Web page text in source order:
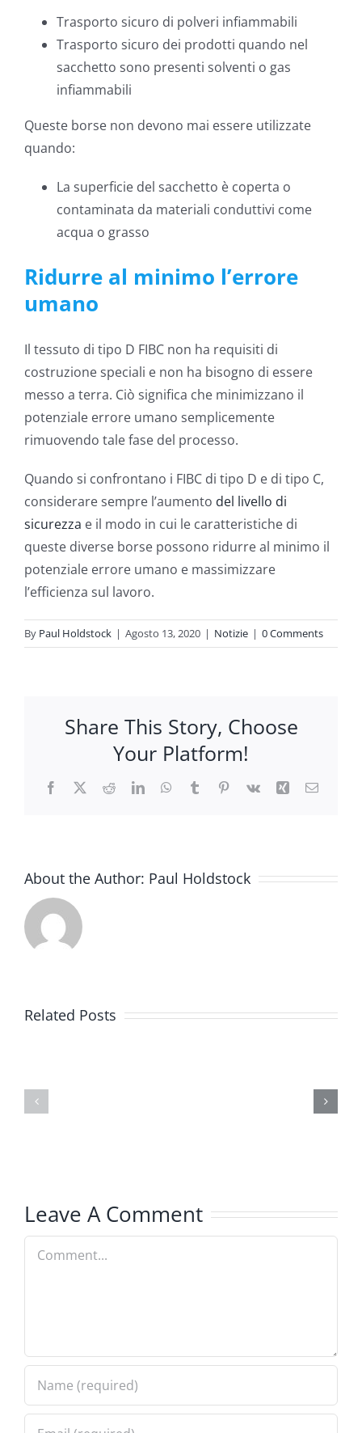
Trasporto sicuro di polveri infiammabili
Trasporto sicuro dei prodotti quando nel
sacchetto sono presenti solventi o gas
infiammabili
Queste borse non devono mai essere utilizzate
quando:
La superficie del sacchetto è coperta o
contaminata da materiali conduttivi come
acqua o grasso
Ridurre al minimo l’errore
umano
Il tessuto di tipo D FIBC non ha requisiti di
costruzione speciali e non ha bisogno di essere
messo a terra. Ciò significa che minimizzano il
potenziale errore umano semplicemente
rimuovendo tale fase del processo.
Quando si confrontano i FIBC di tipo D e di tipo C,
considerare sempre l’aumento del livello di
sicurezza e il modo in cui le caratteristiche di
queste diverse borse possono ridurre al minimo il
potenziale errore umano e massimizzare
l’efficienza sul lavoro.
By Paul Holdstock | Agosto 13, 2020 | Notizie | 0 Comments
Share This Story, Choose
Your Platform!
Facebook
X RedditLinkedInWhatsApp
TumblrPinterest
Vk Xing Email
About the Author: Paul Holdstock
Related Posts
La
Texene
Leave A Comment
Comment